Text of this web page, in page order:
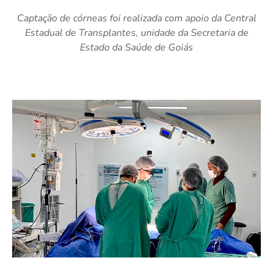
Captação de córneas foi realizada com apoio da Central
Estadual de Transplantes, unidade da Secretaria de
Estado da Saúde de Goiás